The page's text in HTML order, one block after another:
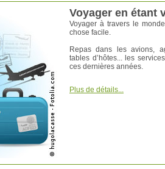
Voyager en étant
Voyager à travers le
chose facile.
Repas dans les avions,
tables d’hôtes... les
ces dernières années.
Plus de détails...